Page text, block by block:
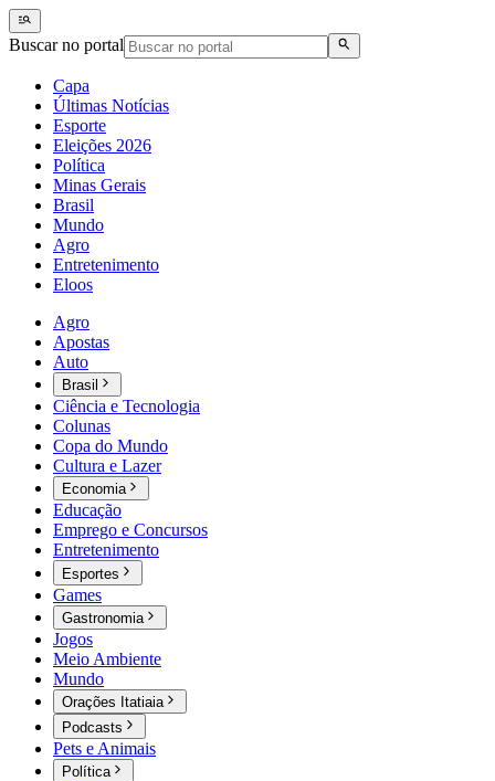
Buscar no portal
Capa
Últimas Notícias
Esporte
Eleições 2026
Política
Minas Gerais
Brasil
Mundo
Agro
Entretenimento
Eloos
Agro
Apostas
Auto
Brasil
Ciência e Tecnologia
Colunas
Copa do Mundo
Cultura e Lazer
Economia
Educação
Emprego e Concursos
Entretenimento
Esportes
Games
Gastronomia
Jogos
Meio Ambiente
Mundo
Orações Itatiaia
Podcasts
Pets e Animais
Política